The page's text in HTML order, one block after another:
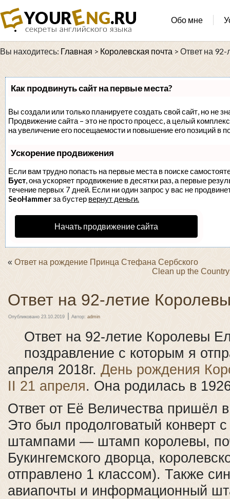
Обо мне
Вы находитесь: Главная > Королевская почта > Ответ на
Как продвинуть сайт на первые места?
Вы создали или только планируете создать свой сайт, но не
Продвижение сайта – это не просто процесс, а целый
на увеличение его посещаемости и повышение его позиций в
Ускорение продвижения
Если вам трудно попасть на первые места в поиске
Буст, она ускоряет продвижение в десятки раз, а первые
течение первых 7 дней. Если ни один запрос у вас не
SeoHammerза бустер вернут деньги.
Начать продвижение сайта
« Ответ на рождение Принца Стефана Сербского
Clean up the
Ответ на 92-летие
Опубликовано 23.10.2019 | Автор: admin
Ответ на 92-летие Королевы
поздравление с которым я
апреля 2018г. День рождения
II 21 апреля. Она родилась в
Ответ от Её Величества пришёл
Это был продолговатый конверт
штампами — штамп королевы,
Букингемского дворца,
отправлено 1 классом). Также
авиапочты и информационный